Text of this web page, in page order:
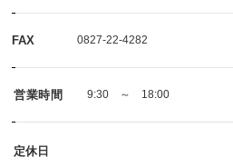
FAX 0827-22-4282
営業時間 9:30 ～ 18:00
定休日